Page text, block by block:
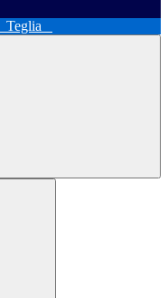
Teglia